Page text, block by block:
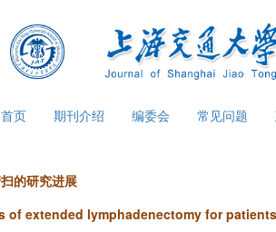
首页 期刊介绍 编委会 常见问题
的研究进展
of extended lymphadenectomy for